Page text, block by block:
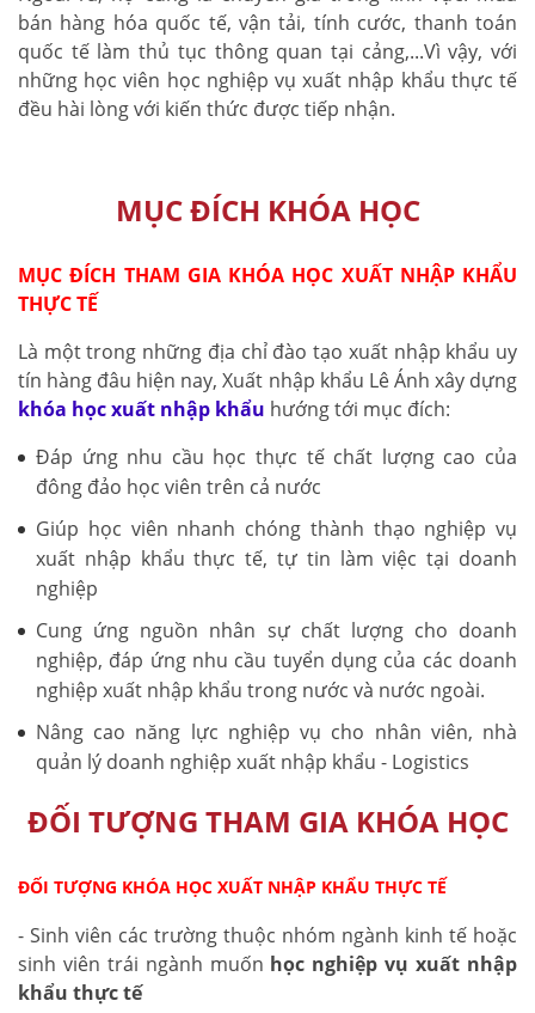
bán hàng hóa quốc tế, vận tải, tính cước, thanh toán
quốc tế làm thủ tục thông quan tại cảng,...Vì vậy, với
những học viên học nghiệp vụ xuất nhập khẩu thực tế
đều hài lòng với kiến thức được tiếp nhận.
MỤC ĐÍCH KHÓA HỌC
MỤC ĐÍCH THAM GIA KHÓA HỌC XUẤT NHẬP KHẨU
THỰC TẾ
Là một trong những địa chỉ đào tạo xuất nhập khẩu uy
tín hàng đâu hiện nay, Xuất nhập khẩu Lê Ánh xây dựng
khóa học xuất nhập khẩu hướng tới mục đích:
Đáp ứng nhu cầu học thực tế chất lượng cao của
đông đảo học viên trên cả nước
Giúp học viên nhanh chóng thành thạo nghiệp vụ
xuất nhập khẩu thực tế, tự tin làm việc tại doanh
nghiệp
Cung ứng nguồn nhân sự chất lượng cho doanh
nghiệp, đáp ứng nhu cầu tuyển dụng của các doanh
nghiệp xuất nhập khẩu trong nước và nước ngoài.
Nâng cao năng lực nghiệp vụ cho nhân viên, nhà
quản lý doanh nghiệp xuất nhập khẩu - Logistics
ĐỐI TƯỢNG THAM GIA KHÓA HỌC
ĐỐI TƯỢNG KHÓA HỌC XUẤT NHẬP KHẨU THỰC TẾ
- Sinh viên các trường thuộc nhóm ngành kinh tế hoặc
sinh viên trái ngành muốn học nghiệp vụ xuất nhập
khẩu thực tế